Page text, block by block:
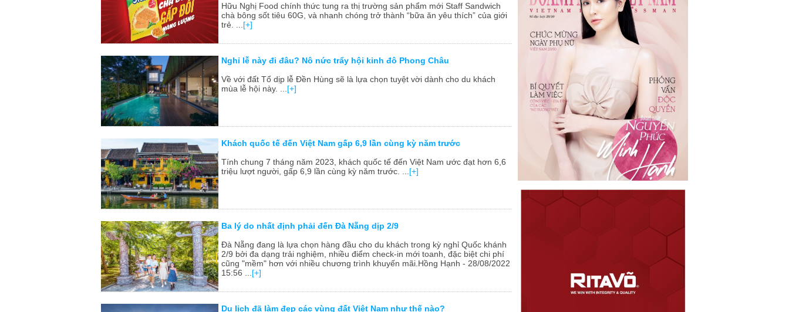
Hữu Nghị Food chính thức tung ra thị trường sản phẩm mới Staff Sandwich
chà bông sốt tiêu 60G, và nhanh chóng trở thành “bữa ăn yêu thích” của giới
trẻ. ... [+]
Nghỉ lễ này đi đâu? Nô nức trẩy hội kinh đô Phong Châu
Về với đất Tổ dịp lễ Đền Hùng sẽ là lựa chọn tuyệt vời dành cho du khách
mùa lễ hội này. ... [+]
Khách quốc tế đến Việt Nam gấp 6,9 lần cùng kỳ năm trước
Tính chung 7 tháng năm 2023, khách quốc tế đến Việt Nam ước đạt hơn 6,6
triệu lượt người, gấp 6,9 lần cùng kỳ năm trước. ... [+]
Ba lý do nhất định phải đến Đà Nẵng dịp 2/9
Đà Nẵng đang là lựa chọn hàng đầu cho du khách trong kỳ nghỉ Quốc khánh
2/9 bởi đa dạng trải nghiệm, nhiều điểm check-in mới toanh, đặc biệt chi phí
cũng "mềm" hơn với nhiều chương trình khuyến mãi.Hồng Hạnh - 28/08/2022
15:56 ... [+]
Du lịch đã làm đẹp các vùng đất Việt Nam như thế nào?